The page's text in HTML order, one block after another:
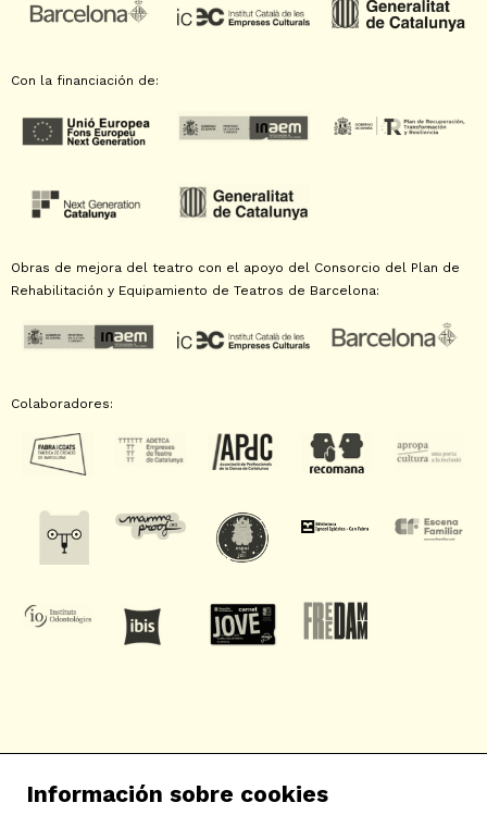
Con la financiación de:
Obras de mejora del teatro con el apoyo del Consorcio del Plan de
Rehabilitación y Equipamiento de Teatros de Barcelona:
Colaboradores:
c/ Neopàtria, 54
Información sobre cookies